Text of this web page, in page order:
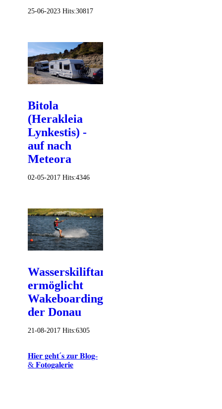
25-06-2023 Hits:30817
Bitola
(Herakleia
Lynkestis) -
auf nach
Meteora
02-05-2017 Hits:4346
Wasserskiliftanlage
ermöglicht
Wakeboarding auf
der Donau
21-08-2017 Hits:6305
𝐇𝐢𝐞𝐫 𝐠𝐞𝐡𝐭´𝐬 𝐳𝐮𝐫 𝐁𝐥𝐨𝐠-
& 𝐅𝐨𝐭𝐨𝐠𝐚𝐥𝐞𝐫𝐢𝐞